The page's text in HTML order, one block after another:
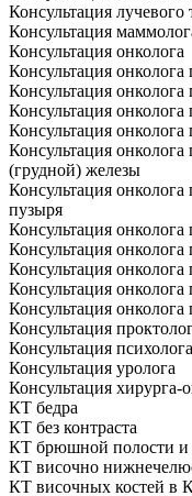
Консультация лучевого
Консультация
Консультация онколога
Консультация
Консультация
Консультация
Консультация онколога
Консультация
(грудной) железы
Консультация
пузыря
Консультация
Консультация
Консультация
Консультация
Консультация
Консультация
Консультация психолога
Консультация уролога
Консультация хирурга-
КТ бедра
КТ без контраста
КТ брюшной полости и
КТ височно
КТ височных костей в